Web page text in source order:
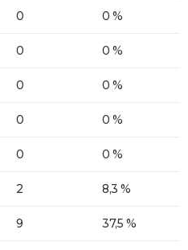
0 0 %
0 0 %
0 0 %
0 0 %
0 0 %
2 8,3 %
9 37,5 %